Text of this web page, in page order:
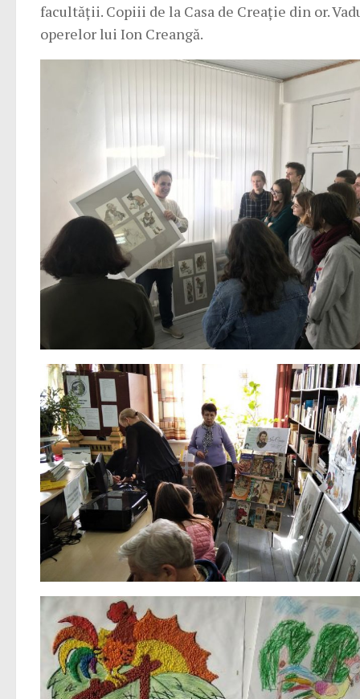
facultății. Copiii de la Casa de Creație din or.
operelor lui Ion Creangă.